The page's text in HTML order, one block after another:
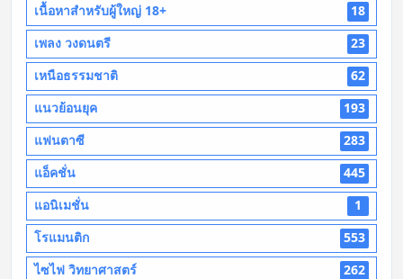
เนื้อหาสำหรับผู้ใหญ่ 18+
18
เพลง วงดนตรี
23
เหนือธรรมชาติ
62
แนวย้อนยุค
193
แฟนตาซี
283
แอ็คชั่น
445
แอนิเมชั่น
1
โรแมนติก
553
ไซไฟ วิทยาศาสตร์
262